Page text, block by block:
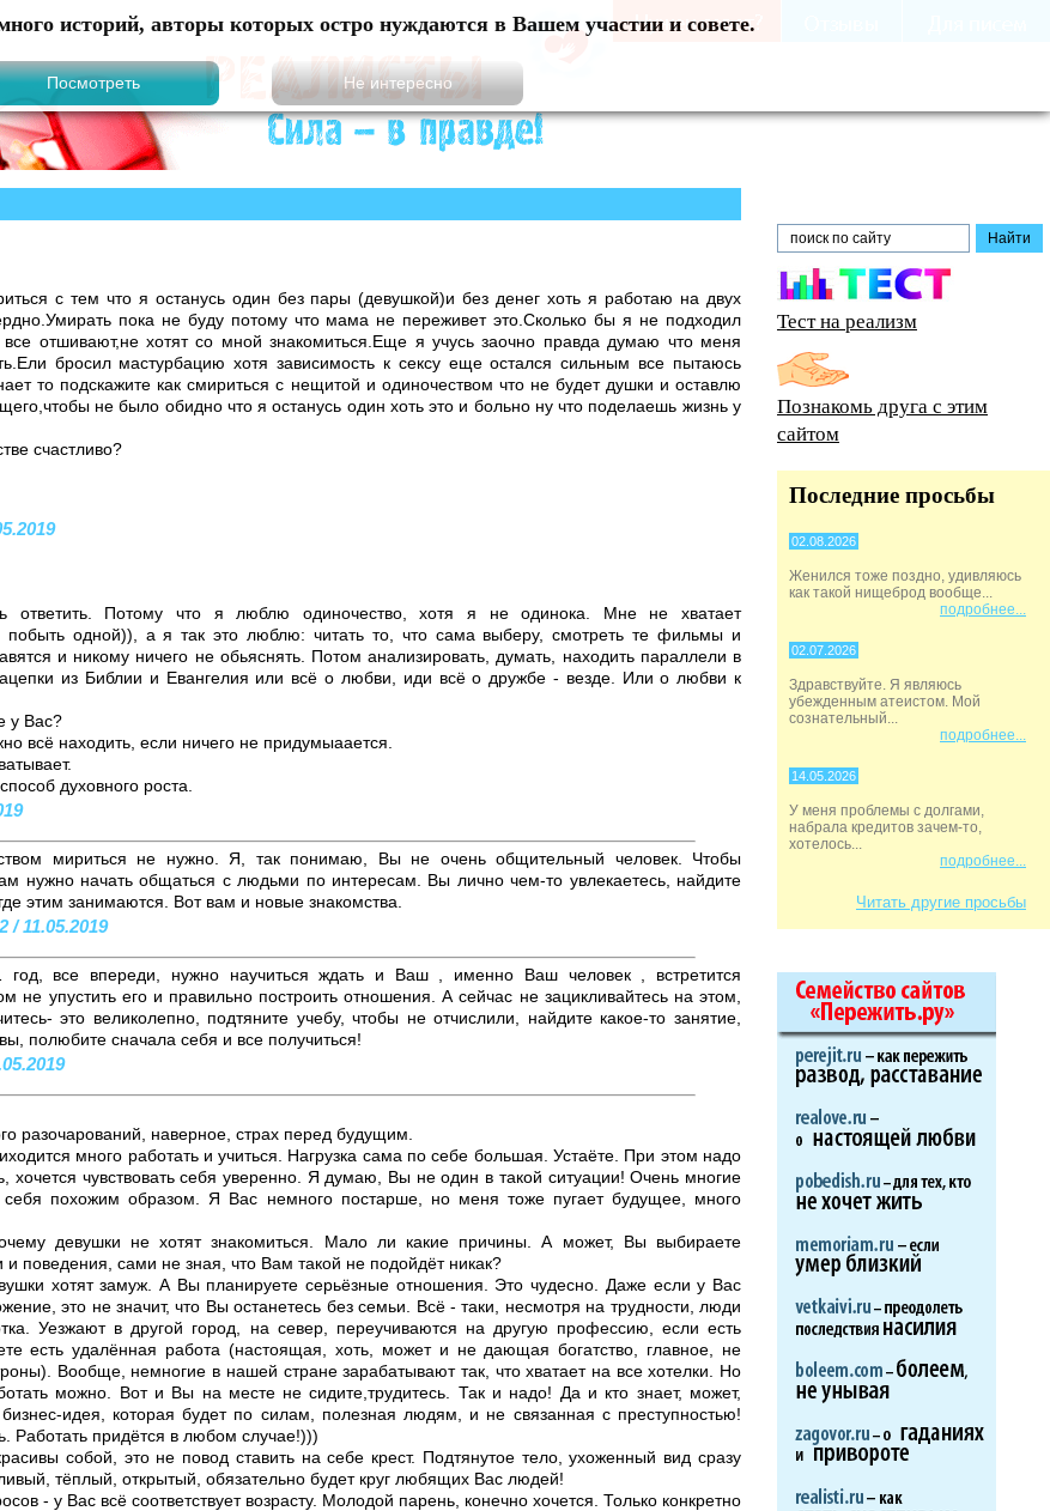
историй, авторы которых остро нуждаются в Вашем участии и совете.
с тем что я останусь один без пары (девушкой)и без денег хоть я работаю на двух
пока не буду потому что мама не переживет это.Сколько бы я не подходил
отшивают,не хотят со мной знакомиться.Еще я учусь заочно правда думаю что меня
бросил мастурбацию хотя зависимость к сексу еще остался сильным все пытаюсь
то подскажите как смириться с нещитой и одиночеством что не будет душки и оставлю
не было обидно что я останусь один хоть это и больно ну что поделаешь жизнь у
счастливо?
ответить. Потому что я люблю одиночество, хотя я не одинока. Мне не хватает
побыть одной)), а я так это люблю: читать то, что сама выберу, смотреть те фильмы и
и никому ничего не обьяснять. Потом анализировать, думать, находить параллели в
из Библии и Евангелия или всё о любви, иди всё о дружбе - везде. Или о любви к
у Вас?
всё находить, если ничего не придумыаается.
духовного роста.
мириться не нужно. Я, так понимаю, Вы не очень общительный человек. Чтобы
нужно начать общаться с людьми по интересам. Вы лично чем-то увлекаетесь, найдите
этим занимаются. Вот вам и новые знакомства.
11.05.2019
все впереди, нужно научиться ждать и Ваш , именно Ваш человек , встретится
не упустить его и правильно построить отношения. А сейчас не зацикливайтесь на этом,
это великолепно, подтяните учебу, чтобы не отчислили, найдите какое-то занятие,
полюбите сначала себя и все получиться!
разочарований, наверное, страх перед будущим.
много работать и учиться. Нагрузка сама по себе большая. Устаёте. При этом надо
хочется чувствовать себя уверенно. Я думаю, Вы не один в такой ситуации! Очень многие
похожим образом. Я Вас немного постарше, но меня тоже пугает будущее, много
девушки не хотят знакомиться. Мало ли какие причины. А может, Вы выбираете
поведения, сами не зная, что Вам такой не подойдёт никак?
хотят замуж. А Вы планируете серьёзные отношения. Это чудесно. Даже если у Вас
это не значит, что Вы останетесь без семьи. Всё - таки, несмотря на трудности, люди
Уезжают в другой город, на север, переучиваются на другую профессию, если есть
есть удалённая работа (настоящая, хоть, может и не дающая богатство, главное, не
Вообще, немногие в нашей стране зарабатывают так, что хватает на все хотелки. Но
можно. Вот и Вы на месте не сидите,трудитесь. Так и надо! Да и кто знает, может,
идея, которая будет по силам, полезная людям, и не связанная с преступностью!
Работать придётся в любом случае!)))
собой, это не повод ставить на себе крест. Подтянутое тело, ухоженный вид сразу
тёплый, открытый, обязательно будет круг любящих Вас людей!
- у Вас всё соответствует возрасту. Молодой парень, конечно хочется. Только конкретно
Тест на реализм
Познакомь друга с этим
сайтом
Последние просьбы
02.08.2026
Женился тоже поздно, удивляюсь
как такой нищеброд вообще...
подробнее...
02.07.2026
Здравствуйте. Я являюсь
убежденным атеистом. Мой
сознательный...
подробнее...
14.05.2026
У меня проблемы с долгами,
набрала кредитов зачем-то,
хотелось...
подробнее...
Читать другие просьбы